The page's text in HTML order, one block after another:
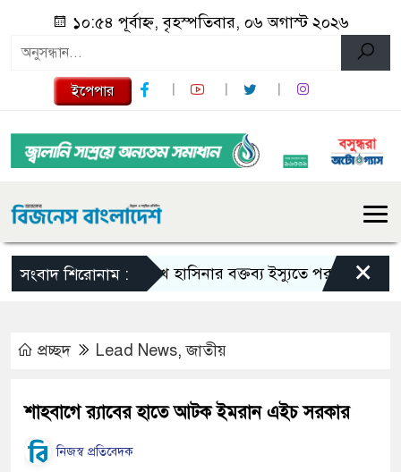
১০:৫৪ পূর্বাহ্ন, বৃহস্পতিবার, ০৬ অগাস্ট ২০২৬
ইপেপার
সংবাদ শিরোনাম :শেখ হাসিনার বক্তব্য ইস্যুতে পররাষ্ট্র মন্ত্রণালয়ের
×
প্রচ্ছদ Lead News,জাতীয়
শাহবাগে র‍্যাবের হাতে আটক ইমরান এইচ সরকার
নিজস্ব প্রতিবেদক